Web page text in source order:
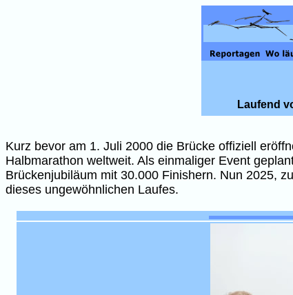
Laufend
Kurz bevor am 1. Juli 2000 die Brücke offiziell
Halbmarathon weltweit. Als einmaliger Event
Brückenjubiläum mit 30.000 Finishern. Nun 2025,
dieses ungewöhnlichen Laufes.